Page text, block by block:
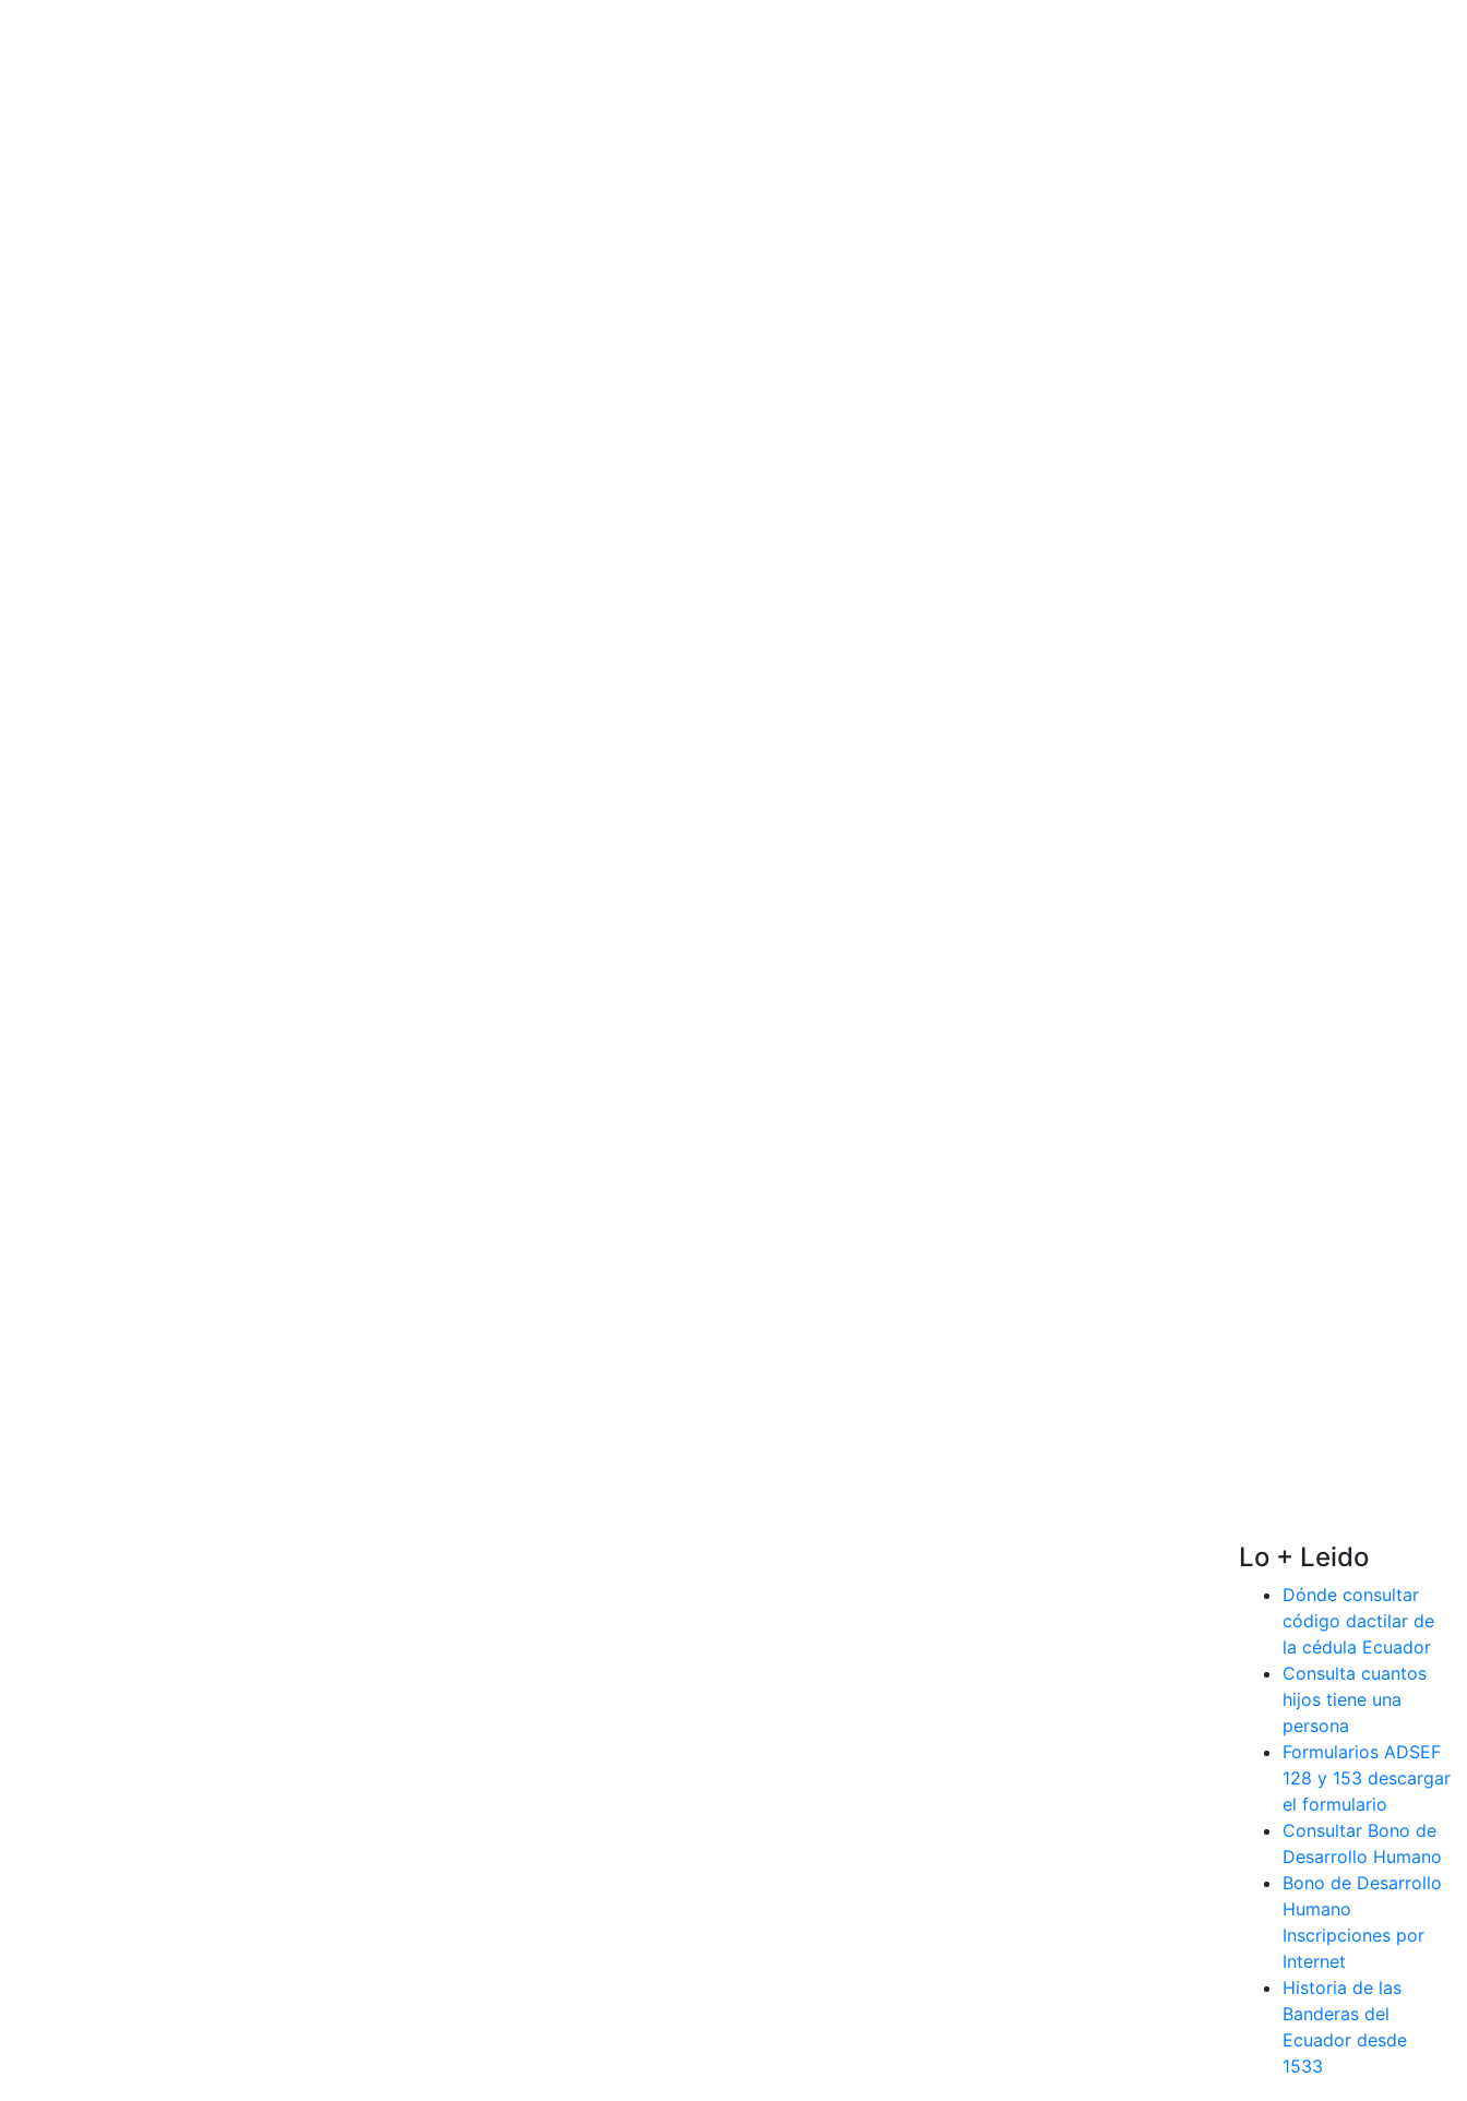
Lo + Leido
Dónde consultar
código dactilar de
la cédula Ecuador
Consulta cuantos
hijos tiene una
persona
Formularios ADSEF
128 y 153 descargar
el formulario
Consultar Bono de
Desarrollo Humano
Bono de Desarrollo
Humano
Inscripciones por
Internet
Historia de las
Banderas del
Ecuador desde
1533